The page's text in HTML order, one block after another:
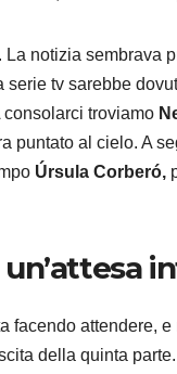
La notizia sembrava
serie tv sarebbe
consolarci troviamo
puntato al cielo. A
Úrsula Corberó,
un’attesa
facendo attendere,
della quinta